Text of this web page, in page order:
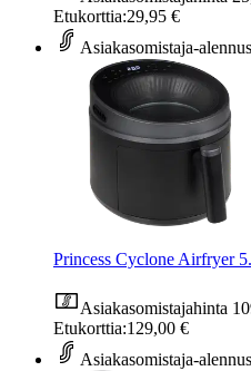
Etukorttia:29,95 €
Asiakasomistaja-alennus
Princess Cyclone Airfryer
Asiakasomistajahinta
Etukorttia:129,00 €
Asiakasomistaja-alennus